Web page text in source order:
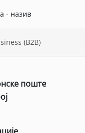
- назив
(B2B)
поште